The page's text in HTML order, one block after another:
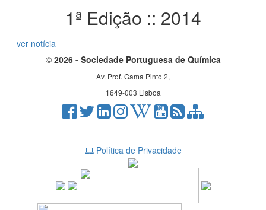
1ª Edição :: 2014
ver notícia
© 2026 - Sociedade Portuguesa de Química
Av. Prof. Gama Pinto 2,
1649-003 Lisboa
Política de Privacidade